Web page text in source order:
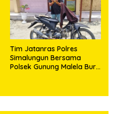
Tim Jatanras Polres
Simalungun Bersama
Polsek Gunung Malela Buru